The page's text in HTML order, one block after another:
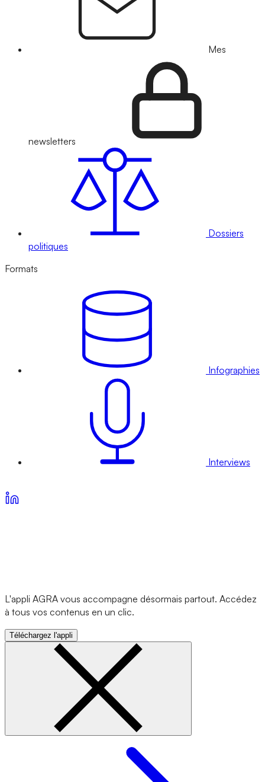
Mes
newsletters
Dossiers
politiques
Formats
Infographies
Interviews
L'appli AGRA vous accompagne désormais partout. Accédez
à tous vos contenus en un clic.
Téléchargez l'appli